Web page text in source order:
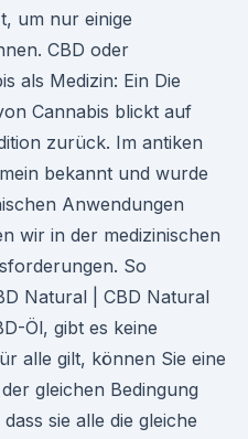
um nur einige
CBD oder
als Medizin: Ein Die
Cannabis blickt auf
zurück. Im antiken
bekannt und wurde
Anwendungen
wir in der medizinischen
So
Natural | CBD Natural
Öl, gibt es keine
alle gilt, können Sie eine
gleichen Bedingung
sie alle die gleiche